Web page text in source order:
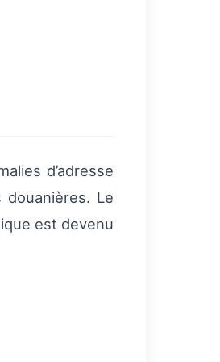
d’adresse
Le
est devenu